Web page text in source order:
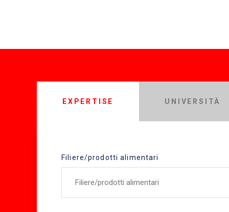
EXPERTISE UNIVERSITÀ
Filiere/prodotti alimentari
Filiere/prodotti alimentari